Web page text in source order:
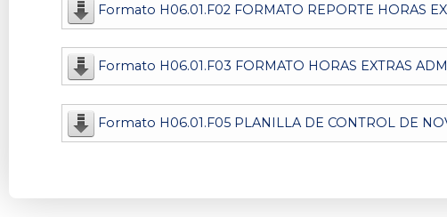
Formato H06.01.F02 FORMATO REPORTE HORAS
Formato H06.01.F03 FORMATO HORAS EXTRAS
Formato H06.01.F05 PLANILLA DE CONTROL DE